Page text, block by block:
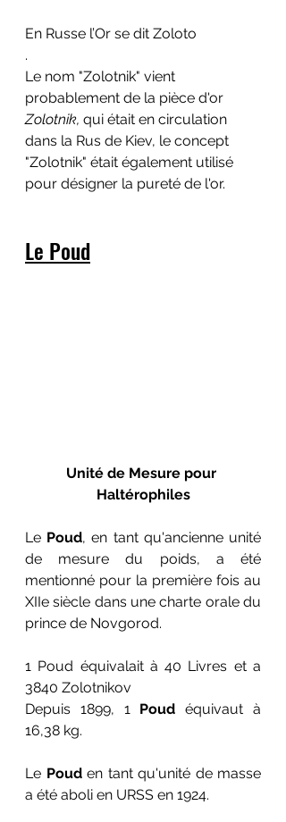
En Russe l’Or se dit Zoloto
.
Le nom "Zolotnik" vient
probablement de la pièce d'or
Zolotnik, qui était en circulation
dans la Rus de Kiev, le concept
"Zolotnik" était également utilisé
pour désigner la pureté de l'or.
Le Poud
Unité de Mesure pour
Haltérophiles
Le Poud, en tant qu'ancienne unité
de mesure du poids, a été
mentionné pour la première fois au
XIIe siècle dans une charte orale du
prince de Novgorod.
1 Poud équivalait à 40 Livres et a
3840 Zolotnikov
Depuis 1899, 1 Poud équivaut à
16,38 kg.
Le Poud en tant qu'unité de masse
a été aboli en URSS en 1924.